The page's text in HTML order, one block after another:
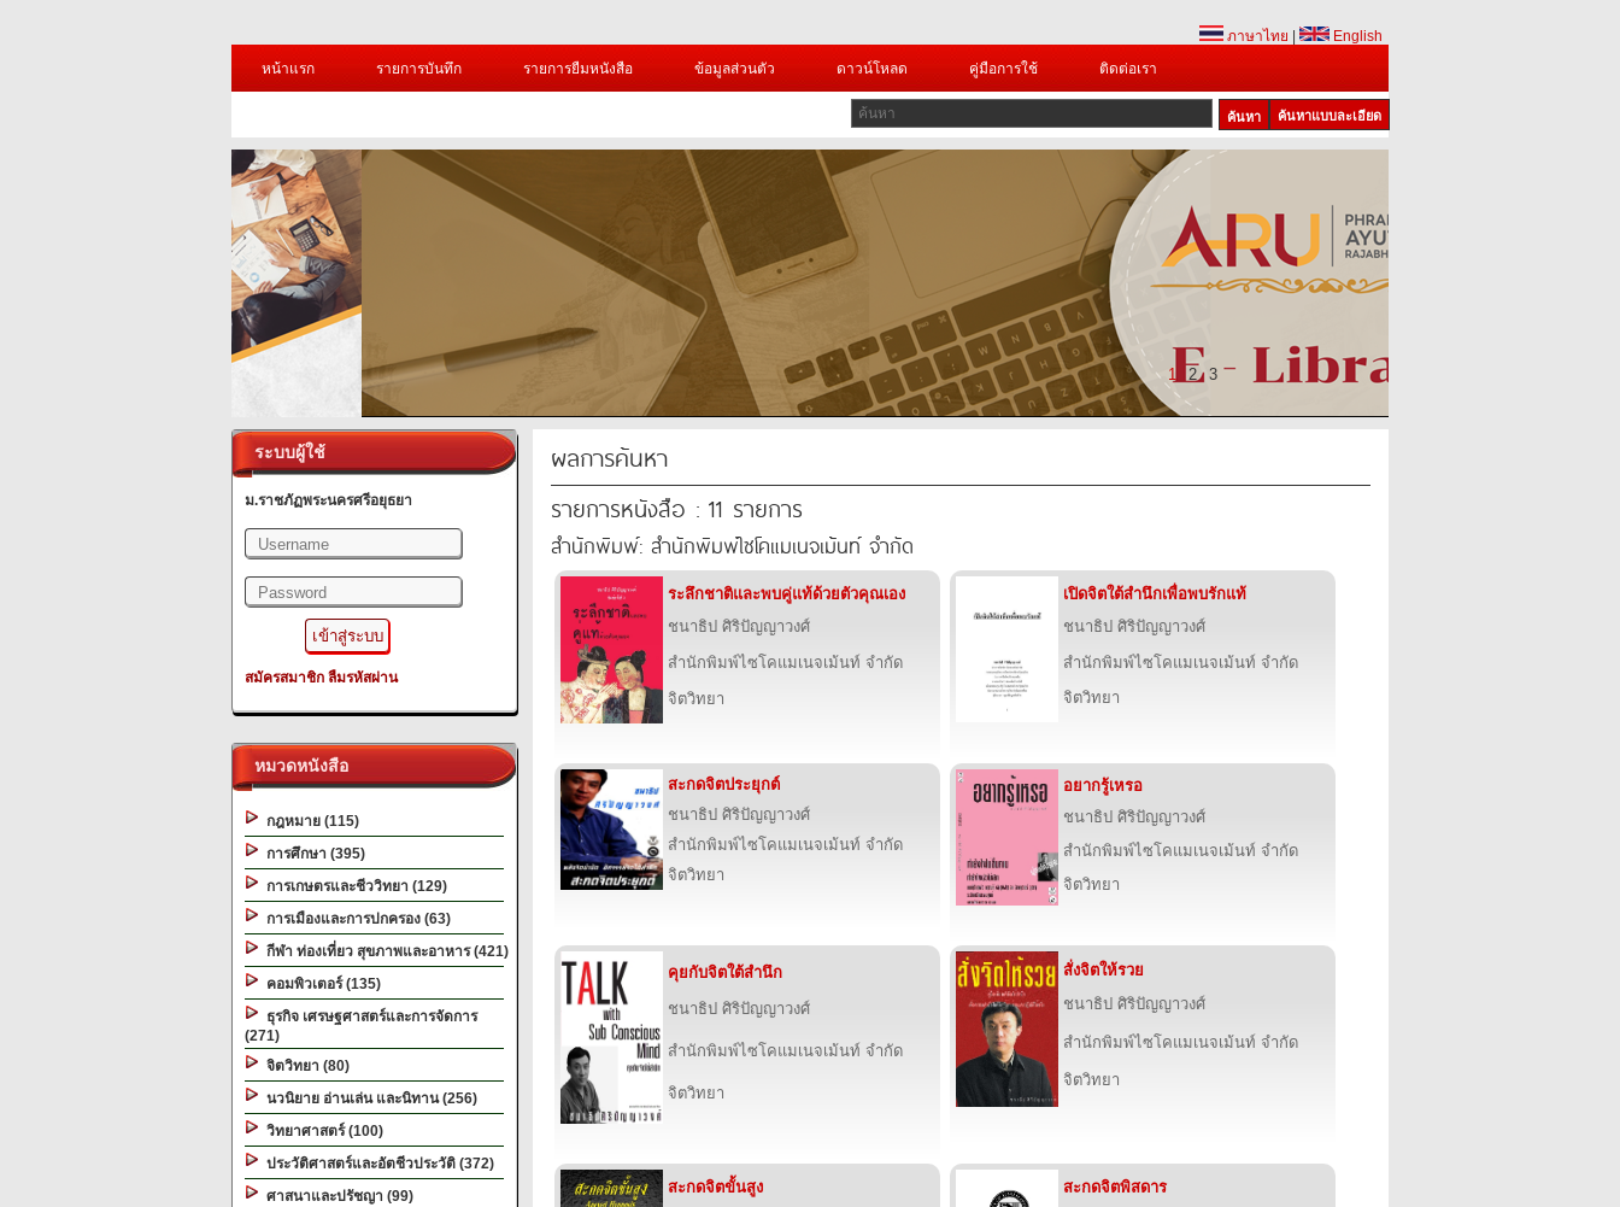
ภาษาไทย
English
หน้าแรก
รายการบันทึก รายการยืมหนังสือ ข้อมูลส่วนตัว ดาวน์โหลด คู่มือการใช้ ติดต่อเรา
ค้นหาแบบละเอียด
1 2 3
ระบบผู้ใช้
ม.ราชภัฏพระนครศรีอยุธยา
สมัครสมาชิก ลืมรหัสผ่าน
หมวดหนังสือ
กฎหมาย (115)
การศึกษา (395)
การเกษตรและชีววิทยา (129)
การเมืองและการปกครอง (63)
กีฬา ท่องเที่ยว สุขภาพและอาหาร (421)
คอมพิวเตอร์ (135)
ธุรกิจ เศรษฐศาสตร์และการจัดการ
(271)
จิตวิทยา (80)
นวนิยาย อ่านเล่น และนิทาน (256)
วิทยาศาสตร์ (100)
ประวัติศาสตร์และอัตชีวประวัติ (372)
ศาสนาและปรัชญา (99)
ผลการค้นหา
รายการหนังสือ : 11 รายการ
สำนักพิมพ์: สำนักพิมพ์ไซโคแมเนจเม้นท์ จำกัด
ระลึกชาติและพบคู่แท้ด้วยตัวคุณเอง
ชนาธิป ศิริปัญญาวงศ์
สำนักพิมพ์ไซโคแมเนจเม้นท์ จำกัด
จิตวิทยา
เปิดจิตใต้สำนึกเพื่อพบรักแท้
ชนาธิป ศิริปัญญาวงศ์
สำนักพิมพ์ไซโคแมเนจเม้นท์ จำกัด
จิตวิทยา
สะกดจิตประยุกต์
ชนาธิป ศิริปัญญาวงศ์
สำนักพิมพ์ไซโคแมเนจเม้นท์ จำกัด
จิตวิทยา
อยากรู้เหรอ
ชนาธิป ศิริปัญญาวงศ์
สำนักพิมพ์ไซโคแมเนจเม้นท์ จำกัด
จิตวิทยา
คุยกับจิตใต้สำนึก
ชนาธิป ศิริปัญญาวงศ์
สำนักพิมพ์ไซโคแมเนจเม้นท์ จำกัด
จิตวิทยา
สั่งจิตให้รวย
ชนาธิป ศิริปัญญาวงศ์
สำนักพิมพ์ไซโคแมเนจเม้นท์ จำกัด
จิตวิทยา
สะกดจิตขั้นสูง
สะกดจิตพิสดาร